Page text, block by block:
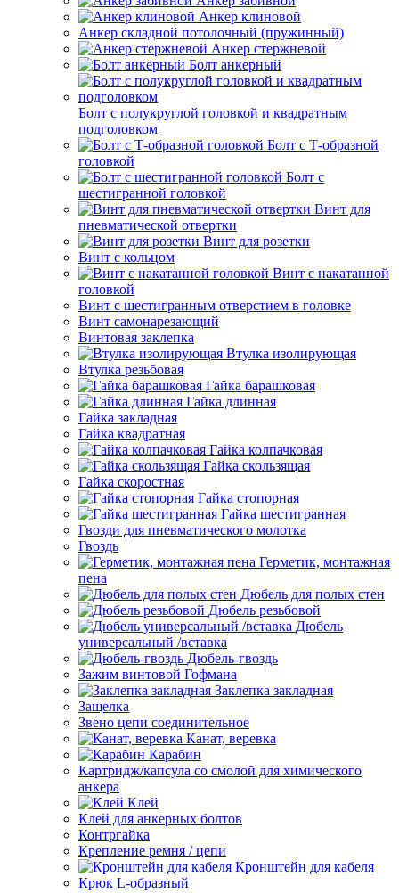
Анкер клиновой
Анкер складной потолочный (пружинный)
Анкер стержневой
Болт анкерный
Болт с полукруглой головкой и квадратным
подголовком
Болт с Т-образной
головкой
Болт с
шестигранной головкой
Винт для
пневматической отвертки
Винт для розетки
Винт с кольцом
Винт с накатанной
головкой
Винт с шестигранным отверстием в головке
Винт самонарезающий
Винтовая заклепка
Втулка изолирующая
Втулка резьбовая
Гайка барашковая
Гайка длинная
Гайка закладная
Гайка квадратная
Гайка колпачковая
Гайка скользящая
Гайка скоростная
Гайка стопорная
Гайка шестигранная
Гвозди для пневматического молотка
Гвоздь
Герметик, монтажная
пена
Дюбель для полых стен
Дюбель резьбовой
Дюбель
универсальный /вставка
Дюбель-гвоздь
Зажим винтовой Гофмана
Заклепка закладная
Защелка
Звено цепи соединительное
Канат, веревка
Карабин
Картридж/капсула со смолой для химического
анкера
Клей
Клей для анкерных болтов
Контргайка
Крепление ремня / цепи
Кронштейн для кабеля
Крюк L-образный